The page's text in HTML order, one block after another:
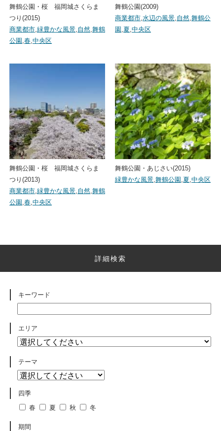
舞鶴公園・桜 福岡城さくらま
つり(2015)
商業都市,緑豊かな風景,自然,舞鶴
公園 ,春,中央区
舞鶴公園(2009)
商業都市,水辺の風景,自然,舞鶴公
園 ,夏,中央区
舞鶴公園・桜 福岡城さくらま
つり(2013)
商業都市,緑豊かな風景,自然,舞鶴
公園 ,春,中央区
舞鶴公園・あじさい(2015)
緑豊かな風景,舞鶴公園 ,夏,中央区
詳細検索
キーワード
エリア
テーマ
四季
春
夏 秋 冬
期間